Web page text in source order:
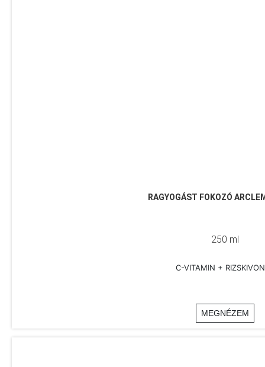
RAGYOGÁST FOKOZÓ
250 ml
C-VITAMIN +
MEGNÉZEM